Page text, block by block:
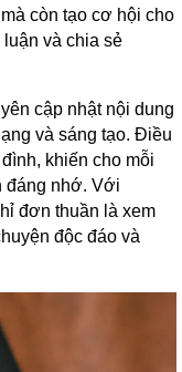
còn tạo cơ hội cho
và chia sẻ
cập nhật nội dung
và sáng tạo. Điều
khiến cho mỗi
đáng nhớ. Với
đơn thuần là xem
độc đáo và